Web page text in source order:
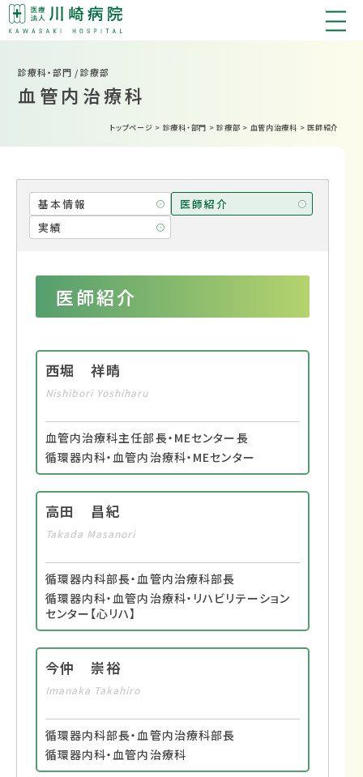
診療科・部門 / 診療部
血管内治療科
トップページ > 診療科・部門 >診療部 > 血管内治療科 >医師紹介
基本情報
医師紹介
実績
医師紹介
西堀 祥晴
Nishibori Yoshiharu
血管内治療科主任部長・MEセンター長
循環器内科・血管内治療科・MEセンター
高田 昌紀
Takada Masanori
循環器内科部長・血管内治療科部長
循環器内科・血管内治療科・リハビリテーション
センター【心リハ】
今仲 崇裕
Imanaka Takahiro
循環器内科部長・血管内治療科部長
循環器内科・血管内治療科